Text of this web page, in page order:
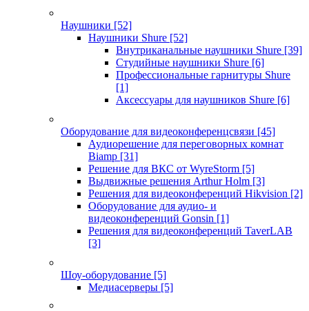
Наушники [52]
Наушники Shure [52]
Внутриканальные наушники Shure [39]
Студийные наушники Shure [6]
Профессиональные гарнитуры Shure
[1]
Аксессуары для наушников Shure [6]
Оборудование для видеоконференцсвязи [45]
Аудиорешение для переговорных комнат
Biamp [31]
Решение для ВКС от WyreStorm [5]
Выдвижные решения Arthur Holm [3]
Решения для видеоконференций Hikvision [2]
Оборудование для аудио- и
видеоконференций Gonsin [1]
Решения для видеоконференций TaverLAB
[3]
Шоу-оборудование [5]
Медиасерверы [5]